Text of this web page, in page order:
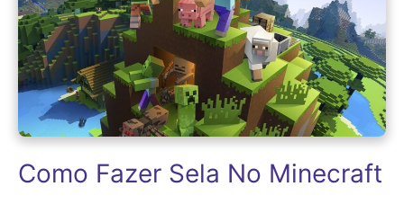
Como Fazer Sela No Minecraft